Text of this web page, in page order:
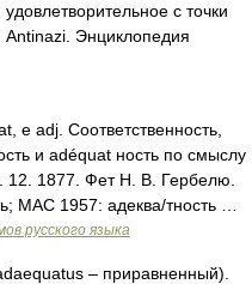
с точки
Энциклопедия
e adj. Соответственность,
и adéquat ность по смыслу
12. 1877. Фет Н. В. Гербелю.
МАС 1957: адеква/тность …
русского языка
– приравненный).